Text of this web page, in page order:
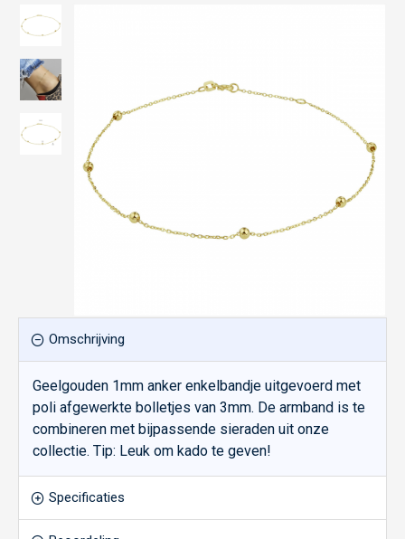
Omschrijving
Geelgouden 1mm anker enkelbandje uitgevoerd met
poli afgewerkte bolletjes van 3mm. De armband is te
combineren met bijpassende sieraden uit onze
collectie. Tip: Leuk om kado te geven!
Specificaties